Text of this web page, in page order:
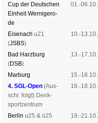
Cup der Deut­schen
Ein­heit Wer­ni­ge­ro­
de
01.-06.10.
Eise­nach u21
(JSBS)
10.-13.10.
Bad Harz­burg
(DSB)
13.-17.10.
Mar­burg
15.-18.10.
4. SGL-Open (Aus­
schr. folgt) Denk­
sport­zen­trum
16.-18.10.
Ber­lin u25 & ü25
19.-21.10.